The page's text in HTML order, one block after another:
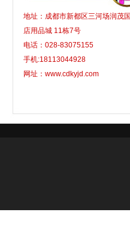
地址：成都市新都区三河场润茂
店用品城 11栋7号
电话：028-83075155
手机:18113044928
网址：www.cdkyjd.com